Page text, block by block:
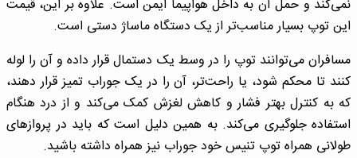
نمی‌کند و حمل آن به داخل هواپیما ایمن است. علاوه بر این، قیمت
این توپ بسیار مناسب‌تر از یک دستگاه ماساژ دستی است.
مسافران می‌توانند توپ را در وسط یک دستمال قرار داده و آن را لوله
کنند تا محکم شود، یا راحت‌تر، آن را در یک جوراب تمیز قرار دهند،
که به کنترل بهتر فشار و کاهش لغزش کمک می‌کند و از درد هنگام
استفاده جلوگیری می‌کند. به همین دلیل است که باید در پروازهای
طولانی همراه توپ تنیس خود جوراب نیز همراه داشته باشید.